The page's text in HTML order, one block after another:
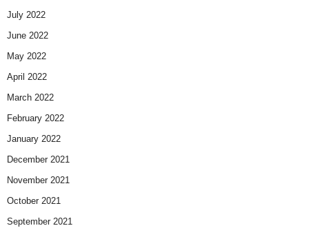
July 2022
June 2022
May 2022
April 2022
March 2022
February 2022
January 2022
December 2021
November 2021
October 2021
September 2021